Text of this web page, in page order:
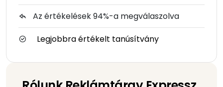
Az értékelések 94%-a megválaszolva
Legjobbra értékelt tanúsítvány